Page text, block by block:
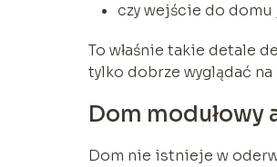
czy wejście do
To właśnie takie detale
tylko dobrze wyglądać
Dom modułowy
Dom nie istnieje w